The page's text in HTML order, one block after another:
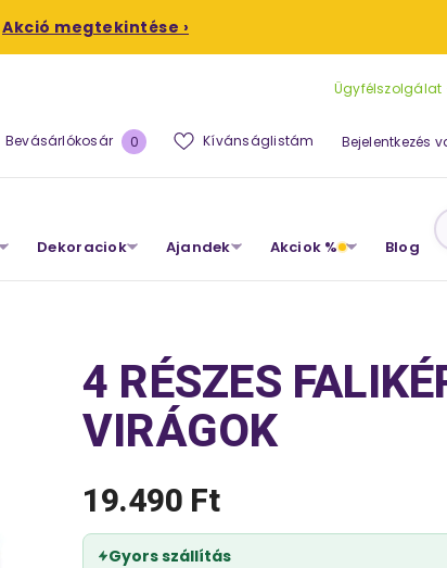
Akció megtekintése ›
Ügyfélszolgálat
Bevásárlókosár 00
Kívánságlistám Bejelentkezés
Dekoraciok Ajandek Akciok % Blog
4 RÉSZES
VIRÁGOK
19.490 Ft
Gyors szállítás